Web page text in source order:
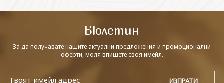
Бюлетин
За да получавате нашите актуални предложения и промоционални
оферти, моля впишете своя имейл.